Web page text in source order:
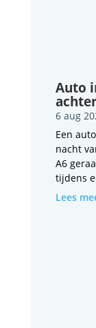
Auto
6 aug
Een
nacht
A6
tijdens
Lees